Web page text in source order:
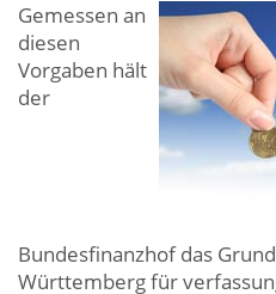
Gemessen an
diesen
Vorgaben hält
der
Bundesfinanzhof das
Württemberg für